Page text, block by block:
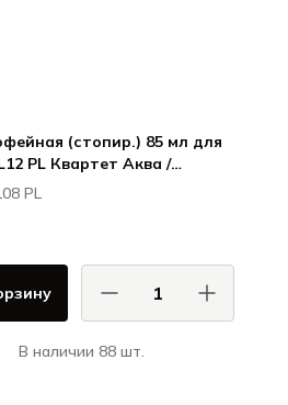
(стопир.) 85 мл для
PL Квартет Аква /
ПИОЛИ / PIOLI
PL
В наличии 88 шт.